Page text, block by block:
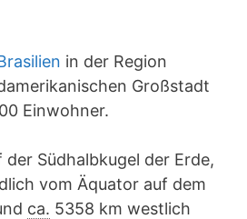
in der Region
Großstadt
Einwohner.
der Südhalbkugel der Erde,
vom Äquator auf dem
ca. 5358 km westlich